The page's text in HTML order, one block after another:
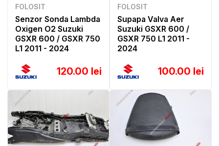
FOLOSIT
Senzor Sonda Lambda
Oxigen O2 Suzuki
GSXR 600 / GSXR 750
L1 2011 - 2024
120.00 lei
FOLOSIT
Supapa Valva Aer
Suzuki GSXR 600 /
GSXR 750 L1 2011 -
2024
100.00 lei